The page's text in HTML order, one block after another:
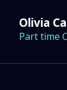
Olivia
Part time